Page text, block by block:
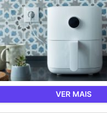
VER MAIS